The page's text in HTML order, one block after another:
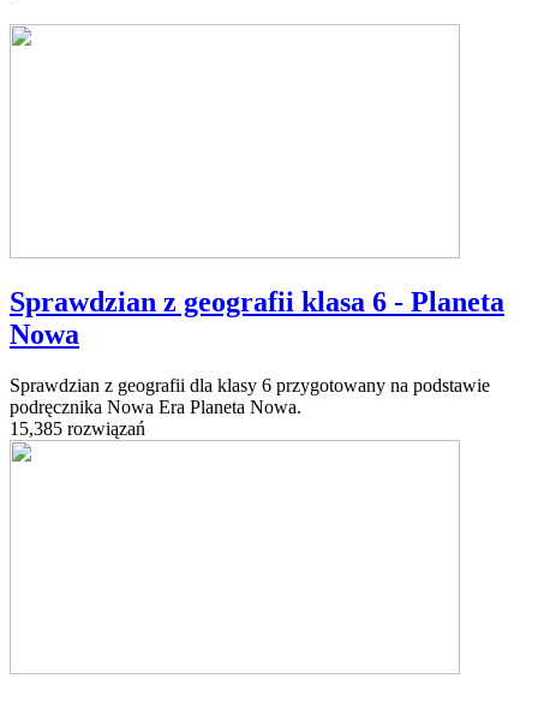
Sprawdzian z geografii klasa 6 - Planeta
Nowa
Sprawdzian z geografii dla klasy 6 przygotowany na podstawie
podręcznika Nowa Era Planeta Nowa.
15,385 rozwiązań